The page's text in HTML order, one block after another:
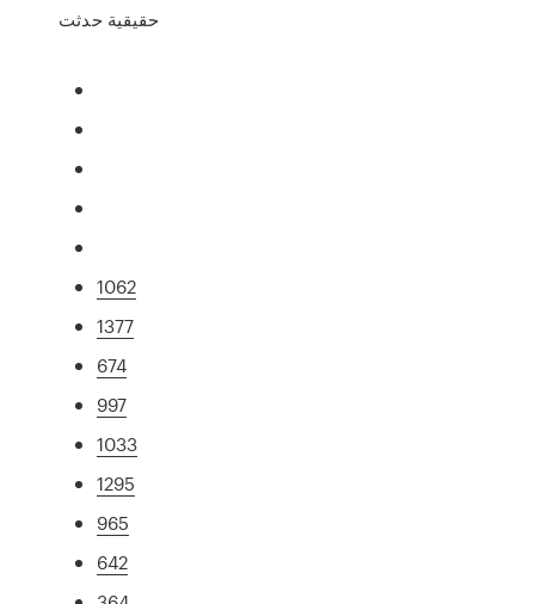
حقيقية حدثت
1062
1377
674
997
1033
1295
965
642